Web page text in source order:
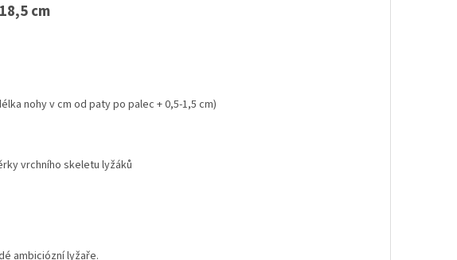
cm
nohy v cm od paty po palec + 0,5-1,5 cm)
vrchního skeletu lyžáků
ambiciózní lyžaře.